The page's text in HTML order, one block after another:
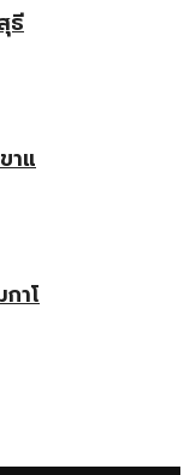
ธี
าแ
าโ